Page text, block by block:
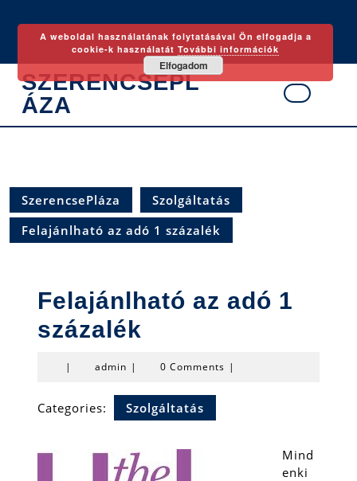
content
SZERENCSEPL
ÁZA
Open
SzerencsePláza
Szolgáltatás
Felajánlható az adó 1 százalék
Felajánlható az adó 1
százalék
| admin admin
| 0 Comments |
Categories: Szolgáltatás
Mind
enki
A weboldal használatának folytatásával Ön elfogadja a
cookie-k használatátTovábbi információk
Elfogadom